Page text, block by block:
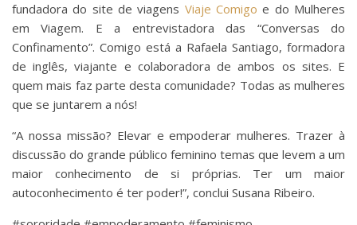
fundadora do site de viagens Viaje Comigo e do Mulheres
em Viagem. E a entrevistadora das “Conversas do
Confinamento”. Comigo está a Rafaela Santiago, formadora
de inglês, viajante e colaboradora de ambos os sites. E
quem mais faz parte desta comunidade? Todas as mulheres
que se juntarem a nós!
“A nossa missão? Elevar e empoderar mulheres. Trazer à
discussão do grande público feminino temas que levem a um
maior conhecimento de si próprias. Ter um maior
autoconhecimento é ter poder!”, conclui Susana Ribeiro.